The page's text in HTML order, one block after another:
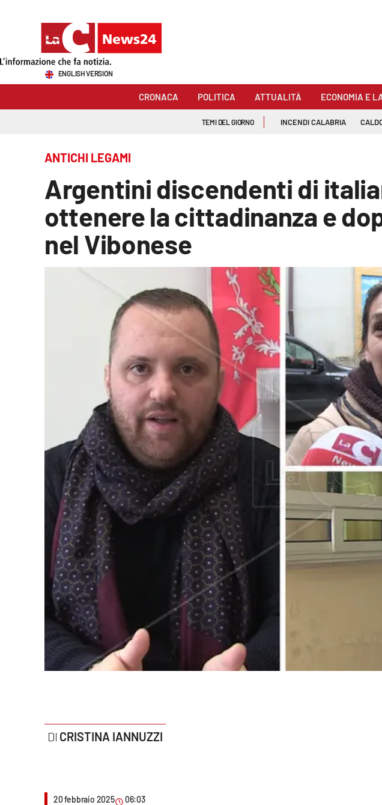
Sezioni
Economia e lavoro
Italia Mondo
Economia e Lavoro
Leggendo Alvaro insieme
Le perfidie di Antonella Grippo
ENGLISH VERSION
CRONACA POLITICA ATTUALITÀ ECONOMIA E
TEMI DEL GIORNO INCENDI CALABRIA
ANTICHI LEGAMI
Argentini discendenti di
ottenere la cittadinanza e
nel Vibonese
CRISTINA IANNUZZI
20 febbraio 2025 06:03